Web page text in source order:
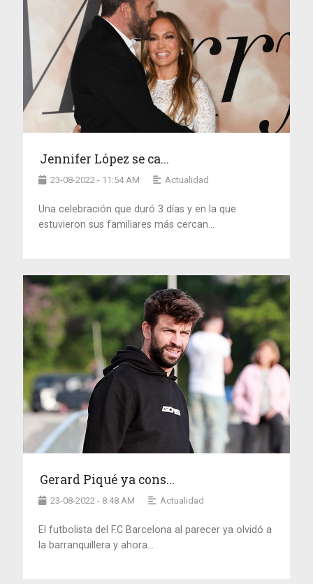
Jennifer López se ca...
23-08-2022 - 11:54 AM Actualidad
Una celebración que duró 3 días y en la que
estuvieron sus familiares más cercan...
Gerard Piqué ya cons...
23-08-2022 - 8:48 AM Actualidad
El futbolista del F.C Barcelona al parecer ya olvidó a
la barranquillera y ahora...